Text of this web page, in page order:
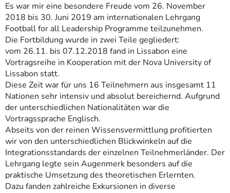
Es war mir eine besondere Freude vom 26. November
2018 bis 30. Juni 2019 am internationalen Lehrgang
Football for all Leadership Programme teilzunehmen.
Die Fortbildung wurde in zwei Teile gegliedert:
vom 26.11. bis 07.12.2018 fand in Lissabon eine
Vortragsreihe in Kooperation mit der Nova University of
Lissabon statt.
Diese Zeit war für uns 16 Teilnehmern aus insgesamt 11
Nationen sehr intensiv und absolut bereichernd. Aufgrund
der unterschiedlichen Nationalitäten war die
Vortragssprache Englisch.
Abseits von der reinen Wissensvermittlung profitierten
wir von den unterschiedlichen Blickwinkeln auf die
Integrationsstandards der einzelnen Teilnehmerländer. Der
Lehrgang legte sein Augenmerk besonders auf die
praktische Umsetzung des theoretischen Erlernten.
Dazu fanden zahlreiche Exkursionen in diverse